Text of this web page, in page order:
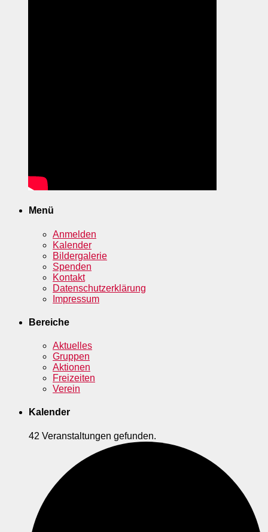
Menü
Anmelden
Kalender
Bildergalerie
Spenden
Kontakt
Datenschutzerklärung
Impressum
Bereiche
Aktuelles
Gruppen
Aktionen
Freizeiten
Verein
Kalender
42 Veranstaltungen gefunden.